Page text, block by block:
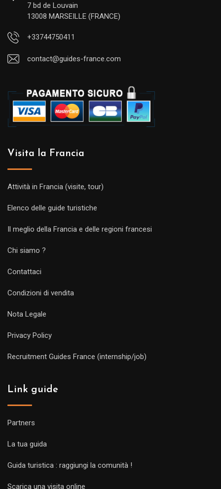
7 bd de Louvain
13008 MARSEILLE (FRANCE)
+33744750411
contact@guides-france.com
Visita la Francia
Attività in Francia (visite, tour)
Elenco delle guide turistiche
Il meglio della Francia e delle regioni francesi
Chi siamo ?
Contattaci
Condizioni di vendita
Nota Legale
Privacy Policy
Recruitment Guides France (internship/job)
Link guide
Partners
La tua guida
Guida turistica : raggiungi la comunità !
Scarica una visita online